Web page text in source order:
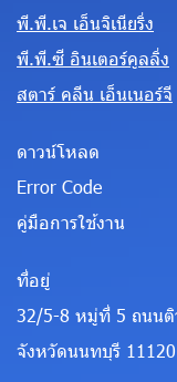
พี.พี.เจ เอ็นจิเนียริ่ง
พี.พี.ซี อินเตอร์คูลลิ่ง
สตาร์ คลีน เอ็นเนอร์จี
ดาวน์โหลด
Error Code
คู่มือการใช้งาน
ที่อยู่
32/5-8 หมู่ที่ 5 ถนนติ
จังหวัดนนทบุรี 11120